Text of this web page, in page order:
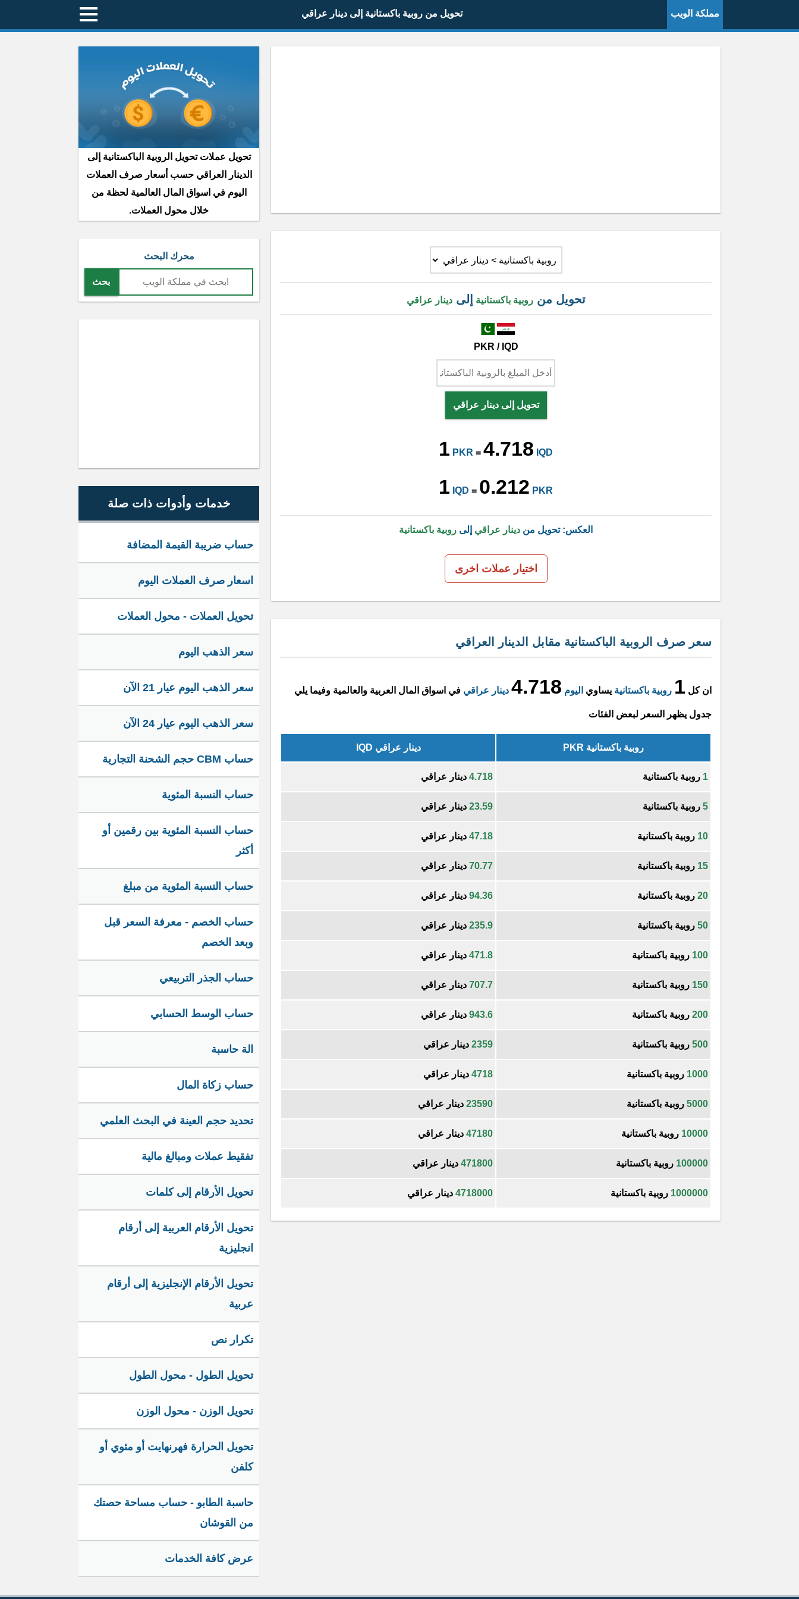
مملكة الويب تحويل من روبية باكستانية إلى دينار عراقي
تحويل منروبية باكستانية إلىدينار عراقي
PKR / IQD
تحويل إلى دينار عراقي
1 PKR = 4.718 IQD
1 IQD = 0.212 PKR
العكس: تحويل من دينار عراقي إلى روبية باكستانية
اختيار عملات اخرى
سعر صرف الروبية الباكستانية مقابل الدينار العراقي
ان كل 1 روبية باكستانية يساوي اليوم 4.718 دينار عراقي في اسواق المال العربية والعالمية وفيما يلي
جدول يظهر السعر لبعض الفئات
روبية باكستانية PKR دينار عراقي IQD
1 روبية باكستانية 4.718 دينار عراقي
5 روبية باكستانية 23.59 دينار عراقي
10 روبية باكستانية 47.18 دينار عراقي
15 روبية باكستانية 70.77 دينار عراقي
20 روبية باكستانية 94.36 دينار عراقي
50 روبية باكستانية 235.9 دينار عراقي
100 روبية باكستانية 471.8 دينار عراقي
150 روبية باكستانية 707.7 دينار عراقي
200 روبية باكستانية 943.6 دينار عراقي
500 روبية باكستانية 2359 دينار عراقي
1000 روبية باكستانية 4718 دينار عراقي
5000 روبية باكستانية 23590 دينار عراقي
10000 روبية باكستانية 47180 دينار عراقي
100000 روبية باكستانية 471800 دينار عراقي
1000000 روبية باكستانية 4718000 دينار عراقي
تحويل عملات تحويل الروبية الباكستانية إلى
الدينار العراقي حسب أسعار صرف العملات
اليوم في اسواق المال العالمية لحظة من
خلال محول العملات.
محرك البحث
بحث
خدمات وأدوات ذات صلة
حساب ضريبة القيمة المضافة
اسعار صرف العملات اليوم
تحويل العملات - محول العملات
سعر الذهب اليوم
سعر الذهب اليوم عيار 21 الآن
سعر الذهب اليوم عيار 24 الآن
حساب CBM حجم الشحنة التجارية
حساب النسبة المئوية
حساب النسبة المئوية بين رقمين أو
أكثر
حساب النسبة المئوية من مبلغ
حساب الخصم - معرفة السعر قبل
وبعد الخصم
حساب الجذر التربيعي
حساب الوسط الحسابي
الة حاسبة
حساب زكاة المال
تحديد حجم العينة في البحث العلمي
تفقيط عملات ومبالغ مالية
تحويل الأرقام إلى كلمات
تحويل الأرقام العربية إلى أرقام
انجليزية
تحويل الأرقام الإنجليزية إلى أرقام
عربية
تكرار نص
تحويل الطول - محول الطول
تحويل الوزن - محول الوزن
تحويل الحرارة فهرنهايت أو مئوي أو
كلفن
حاسبة الطابو - حساب مساحة حصتك
من القوشان
عرض كافة الخدمات